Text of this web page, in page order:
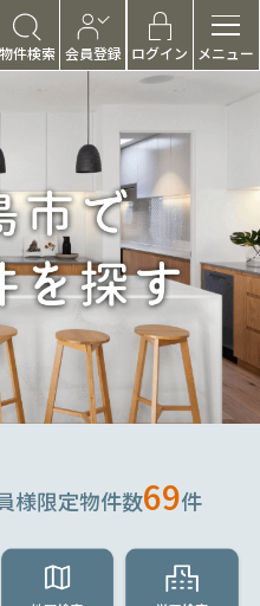
物件検索 会員登録 ログイン メニュー
様限定物件数69件